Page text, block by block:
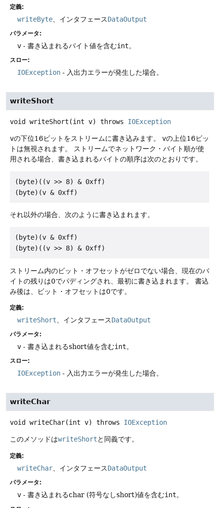
定義:
writeByte、インタフェースDataOutput
パラメータ:
v - 書き込まれるバイト値を含むint。
スロー:
IOException - 入出力エラーが発生した場合。
writeShort
void writeShort (int v) throws IOException
vの下位16ビットをストリームに書き込みます。 vの上位16ビッ
トは無視されます。
ストリームでネットワーク・バイト順が使
用される場合、書き込まれるバイトの順序は次のとおりです。
(byte)((v >> 8) & 0xff)
それ以外の場合、次のように書き込まれます。
(byte)(v & 0xff)
ストリーム内のビット・オフセットがゼロでない場合、現在のバ
イトの残りは0でパディングされ、最初に書き込まれます。
書込
み後は、ビット・オフセットは0です。
定義:
writeShort、インタフェースDataOutput
パラメータ:
v - 書き込まれるshort値を含むint。
スロー:
IOException - 入出力エラーが発生した場合。
writeChar
void writeChar(int v) throws IOException
このメソッドはwriteShortと同義です。
定義:
writeChar 、インタフェースDataOutput
パラメータ:
v - 書き込まれるchar (符号なしshort)値を含むint。